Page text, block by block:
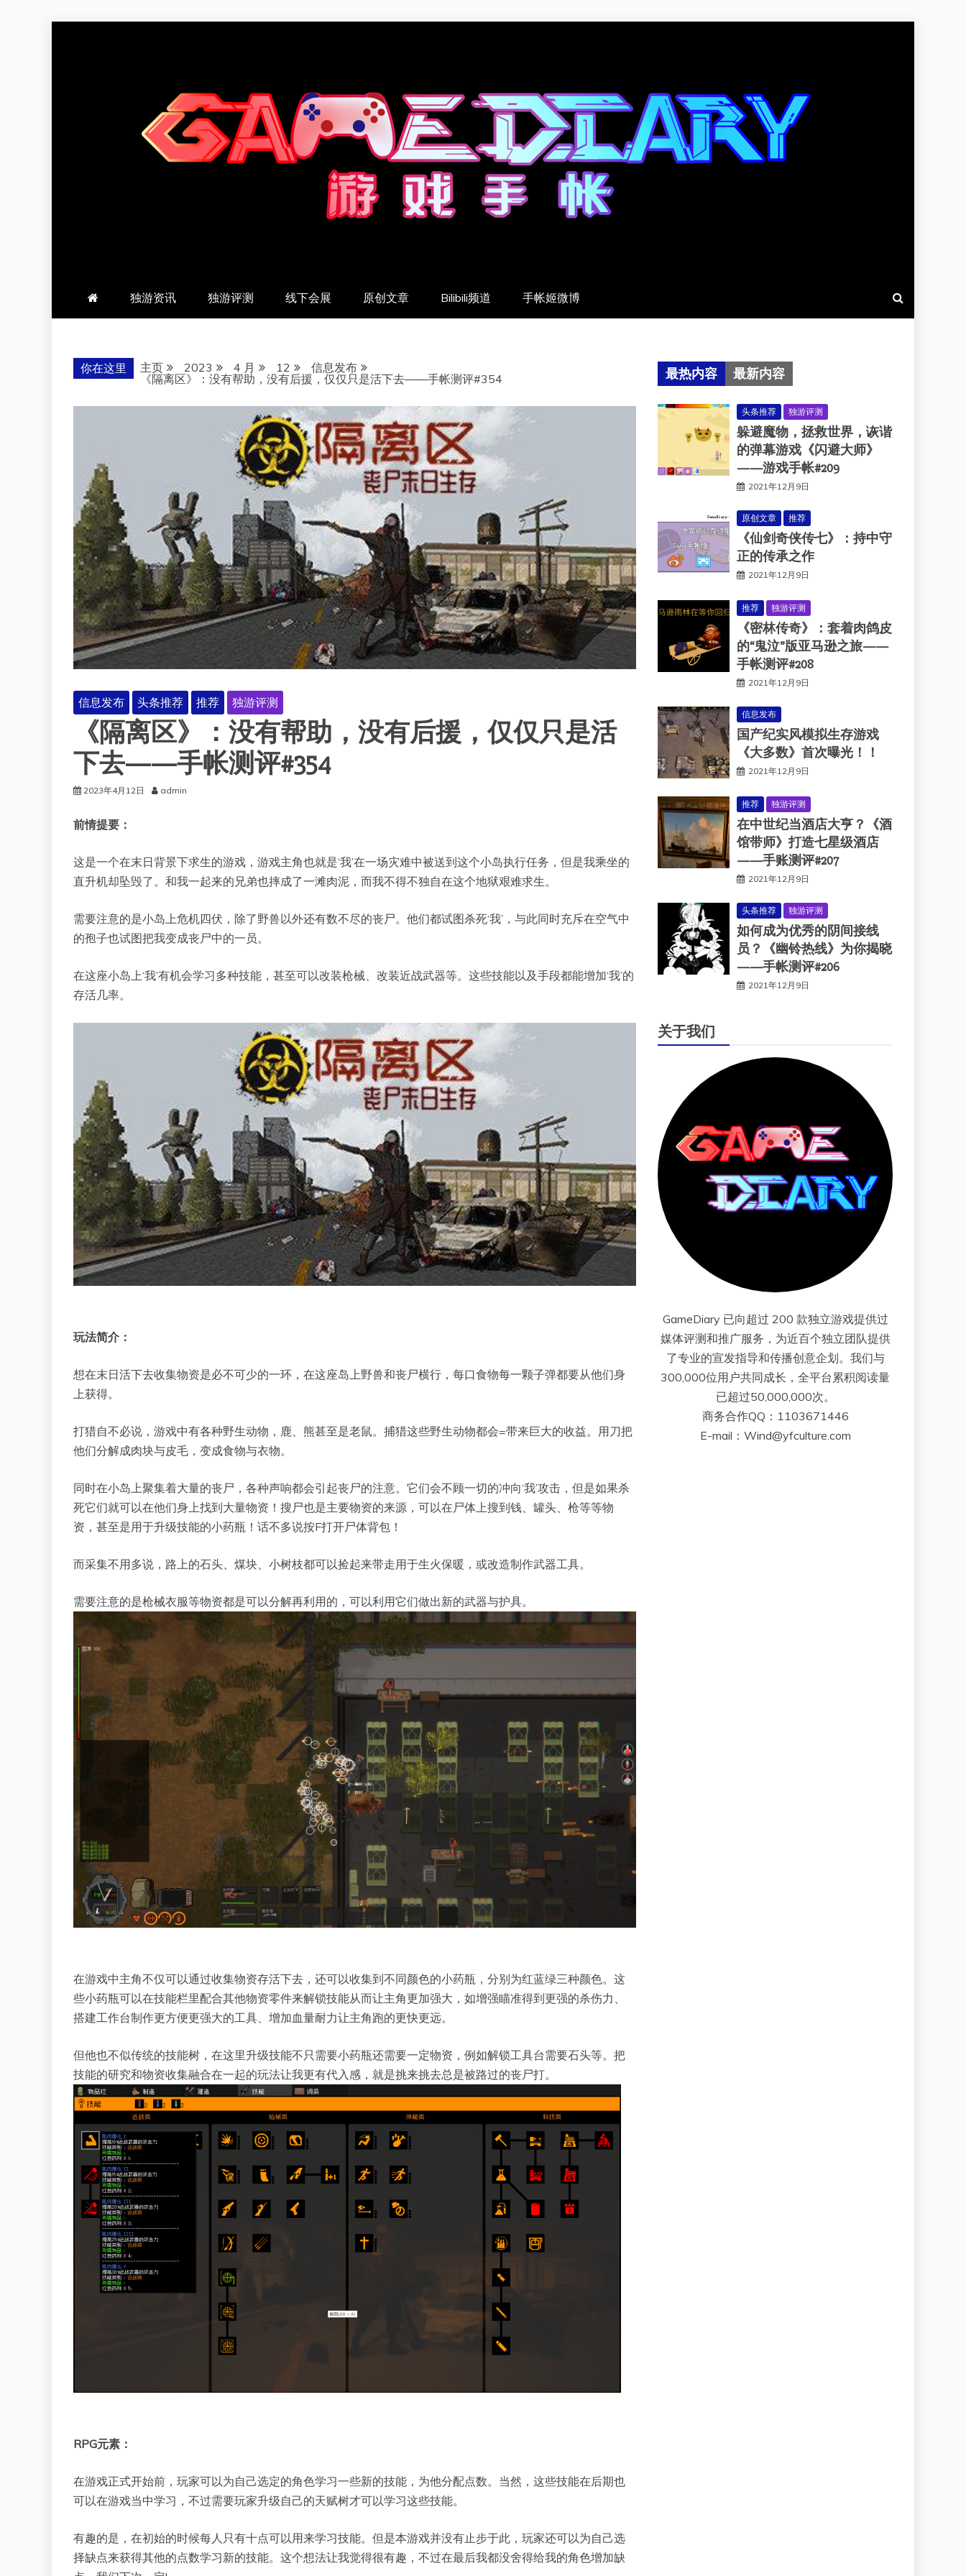
羽风手帐姬
独游资讯 独游评测 线下会展 原创文章 Bilibili频道 手帐姬微博
你在这里 主页 2023 4 月 12
信息发布
《隔离区》：没有帮助，没有后援，仅仅只是活下去——手帐测评#354
信息发布 头条推荐 推荐 独游评测
《隔离区》：没有帮助，没有后援，仅仅只是活
下去——手帐测评#354
2023年4月12日 admin
前情提要：
这是一个在末日背景下求生的游戏，游戏主角也就是‘我’在一场灾难中被送到这个小岛执行任务，但是我乘坐的
直升机却坠毁了。和我一起来的兄弟也摔成了一滩肉泥，而我不得不独自在这个地狱艰难求生。
需要注意的是小岛上危机四伏，除了野兽以外还有数不尽的丧尸。他们都试图杀死‘我’，与此同时充斥在空气中
的孢子也试图把我变成丧尸中的一员。
在这座小岛上‘我’有机会学习多种技能，甚至可以改装枪械、改装近战武器等。这些技能以及手段都能增加‘我’的
存活几率。
玩法简介：
想在末日活下去收集物资是必不可少的一环，在这座岛上野兽和丧尸横行，每口食物每一颗子弹都要从他们身
上获得。
打猎自不必说，游戏中有各种野生动物，鹿、熊甚至是老鼠。捕猎这些野生动物都会=带来巨大的收益。用刀把
他们分解成肉块与皮毛，变成食物与衣物。
同时在小岛上聚集着大量的丧尸，各种声响都会引起丧尸的注意。它们会不顾一切的冲向‘我’攻击，但是如果杀
死它们就可以在他们身上找到大量物资！搜尸也是主要物资的来源，可以在尸体上搜到钱、罐头、枪等等物
资，甚至是用于升级技能的小药瓶！话不多说按F打开尸体背包！
而采集不用多说，路上的石头、煤块、小树枝都可以捡起来带走用于生火保暖，或改造制作武器工具。
需要注意的是枪械衣服等物资都是可以分解再利用的，可以利用它们做出新的武器与护具。
在游戏中主角不仅可以通过收集物资存活下去，还可以收集到不同颜色的小药瓶，分别为红蓝绿三种颜色。这
些小药瓶可以在技能栏里配合其他物资零件来解锁技能从而让主角更加强大，如增强瞄准得到更强的杀伤力、
搭建工作台制作更方便更强大的工具、增加血量耐力让主角跑的更快更远。
但他也不似传统的技能树，在这里升级技能不只需要小药瓶还需要一定物资，例如解锁工具台需要石头等。把
技能的研究和物资收集融合在一起的玩法让我更有代入感，就是挑来挑去总是被路过的丧尸打。
RPG元素：
在游戏正式开始前，玩家可以为自己选定的角色学习一些新的技能，为他分配点数。当然，这些技能在后期也
可以在游戏当中学习，不过需要玩家升级自己的天赋树才可以学习这些技能。
有趣的是，在初始的时候每人只有十点可以用来学习技能。但是本游戏并没有止步于此，玩家还可以为自己选
择缺点来获得其他的点数学习新的技能。这个想法让我觉得很有趣，不过在最后我都没舍得给我的角色增加缺
最热内容 最新内容
头条推荐 独游评测
躲避魔物，拯救世界，诙谐
的弹幕游戏《闪避大师》
——游戏手帐#209
2021年12月9日
原创文章 推荐
《仙剑奇侠传七》：持中守
正的传承之作
2021年12月9日
推荐 独游评测
《密林传奇》：套着肉鸽皮
的“鬼泣”版亚马逊之旅——
手帐测评#208
2021年12月9日
信息发布
国产纪实风模拟生存游戏
《大多数》首次曝光！！
2021年12月9日
推荐 独游评测
在中世纪当酒店大亨？《酒
馆带师》打造七星级酒店
——手账测评#207
2021年12月9日
头条推荐 独游评测
如何成为优秀的阴间接线
员？《幽铃热线》为你揭晓
——手帐测评#206
2021年12月9日
关于我们
GameDiary 已向超过 200 款独立游戏提供过
媒体评测和推广服务，为近百个独立团队提供
了专业的宣发指导和传播创意企划。我们与
300,000位用户共同成长，全平台累积阅读量
已超过50,000,000次。
商务合作QQ：1103671446
E-mail：Wind@yfculture.com